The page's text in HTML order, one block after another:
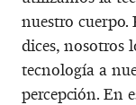
nuestro cuerpo.
dices, nosotros
tecnología a
percepción. En